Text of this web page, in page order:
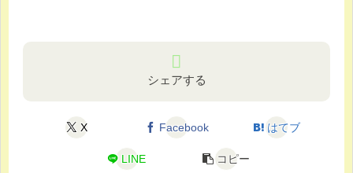
シェアする
X Facebook はてブ
LINE コピー